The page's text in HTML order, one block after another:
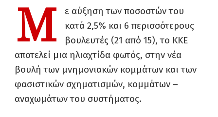
Μ
ε αύξηση των ποσοστών του
κατά 2,5% και 6 περισσότερους
βουλευτές (21 από 15), το ΚΚΕ
αποτελεί μια ηλιαχτίδα φωτός, στην νέα
βουλή των μνημονιακών κομμάτων και των
φασιστικών σχηματισμών, κομμάτων –
αναχωμάτων του συστήματος.